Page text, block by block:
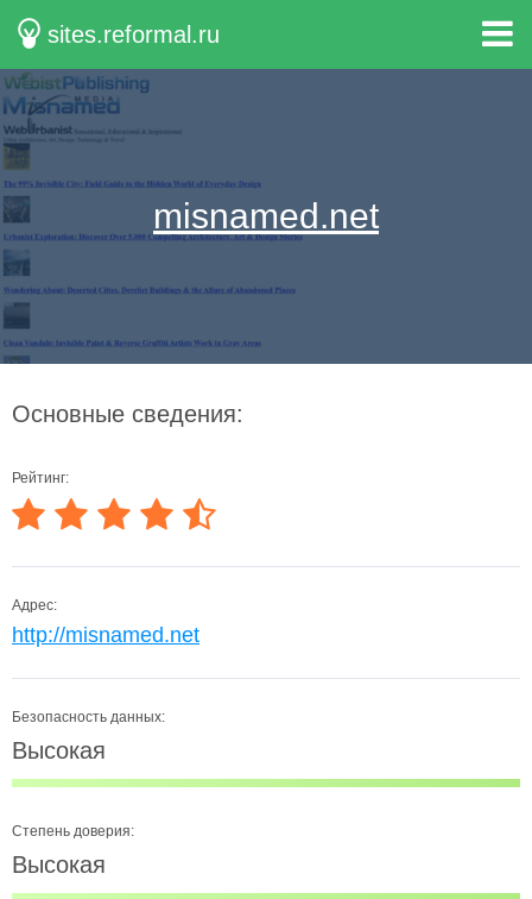
sites.reformal.ru
misnamed.net
Основные сведения:
Рейтинг:
Адрес:
http://misnamed.net
Безопасность данных:
Высокая
Степень доверия:
Высокая